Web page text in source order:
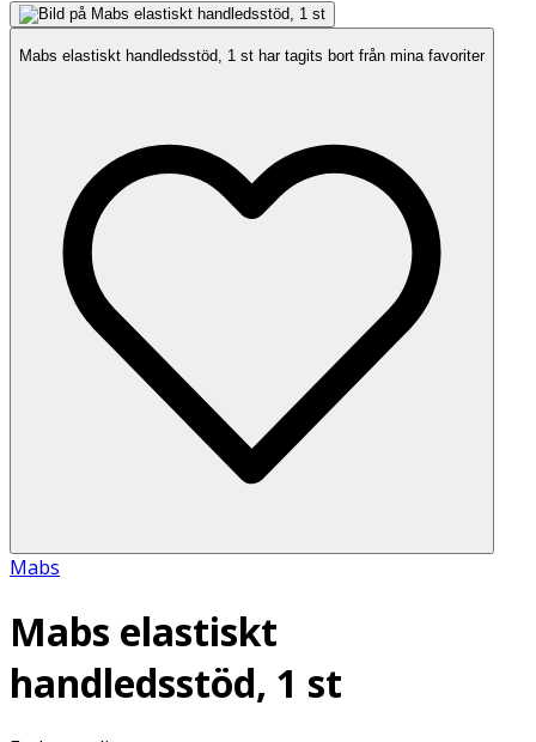
Mabs elastiskt handledsstöd, 1 st har tagits bort från mina favoriter
Mabs
Mabs elastiskt
handledsstöd, 1 st